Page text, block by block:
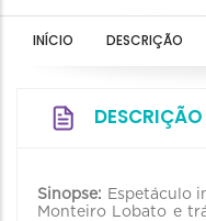
INÍCIO DESCRIÇÃO
DESCRIÇÃO
Sinopse: Espetáculo
Monteiro Lobato e